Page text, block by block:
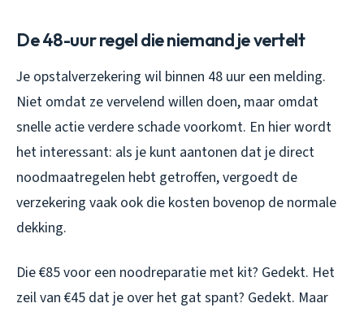
De 48-uur regel die niemand je vertelt
Je opstalverzekering wil binnen 48 uur een melding.
Niet omdat ze vervelend willen doen, maar omdat
snelle actie verdere schade voorkomt. En hier wordt
het interessant: als je kunt aantonen dat je direct
noodmaatregelen hebt getroffen, vergoedt de
verzekering vaak ook die kosten bovenop de normale
dekking.
Die €85 voor een noodreparatie met kit? Gedekt. Het
zeil van €45 dat je over het gat spant? Gedekt. Maar